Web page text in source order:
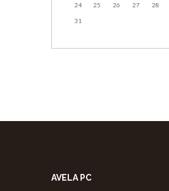
24 25 26 27 28
31
AVELA PC